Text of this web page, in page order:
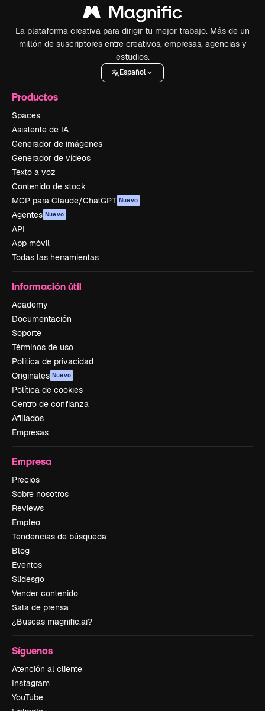
La plataforma creativa para dirigir tu mejor trabajo. Más de un
millón de suscriptores entre creativos, empresas, agencias y
estudios.
Español
Productos
Spaces
Asistente de IA
Generador de imágenes
Generador de vídeos
Texto a voz
Contenido de stock
MCP para Claude/ChatGPT Nuevo
Agentes Nuevo
API
App móvil
Todas las herramientas
Información útil
Academy
Documentación
Soporte
Términos de uso
Política de privacidad
Originales Nuevo
Política de cookies
Centro de confianza
Afiliados
Empresas
Empresa
Precios
Sobre nosotros
Reviews
Empleo
Tendencias de búsqueda
Blog
Eventos
Slidesgo
Vender contenido
Sala de prensa
¿Buscas magnific.ai?
Síguenos
Atención al cliente
Instagram
YouTube